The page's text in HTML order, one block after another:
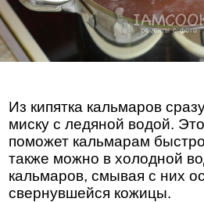
Из кипятка кальмаров
миску с ледяной водой.
поможет кальмарам
также можно в холодной
кальмаров, смывая с них
свернувшейся кожицы.